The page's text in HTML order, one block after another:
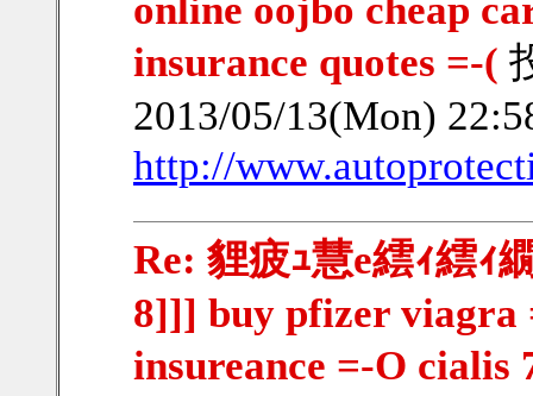
online oojbo cheap
insurance quotes =-(
2013/05/13(Mon)
http://
Re: 貍疲ｭ慧e繧ｨ繧ｨ
8]]] buy pfizer viagra
insureance =-O